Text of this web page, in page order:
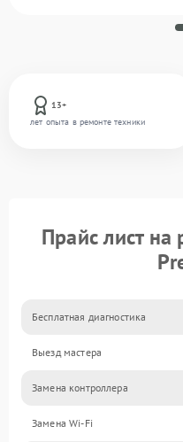
13+
лет опыта в ремонте техники
Прайс лист
Бесплатная диагностика
Выезд мастера
Замена контроллера
Замена Wi-Fi